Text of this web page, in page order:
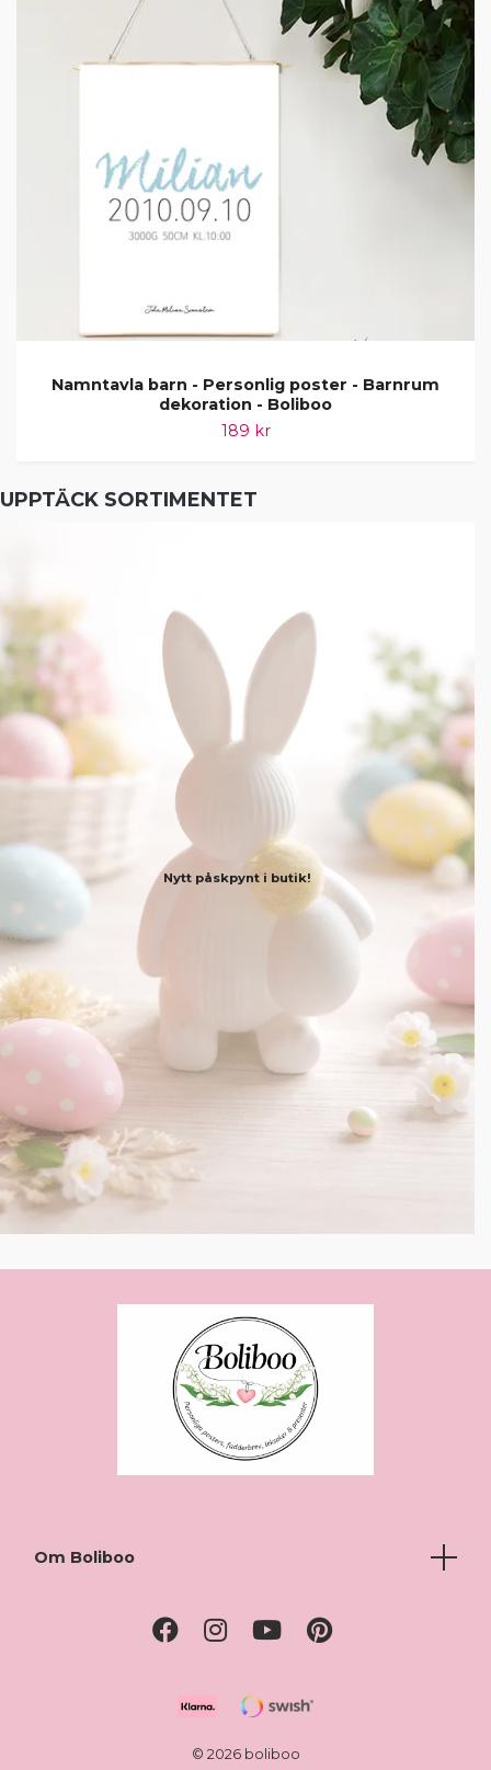
UPPTÄCK SORTIMENTET
Nytt påskpynt i butik!
Namntavla barn - Personlig poster - Barnrum
dekoration - Boliboo
189 kr
Om Boliboo
© 2026 boliboo